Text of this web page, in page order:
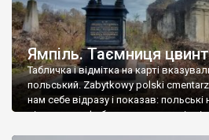
Ямпіль. Таємниця
Табличка і відмітка на карті
польський. Zabytkowy polski
нам себе відразу і показав:
віднести до фабричних, польські